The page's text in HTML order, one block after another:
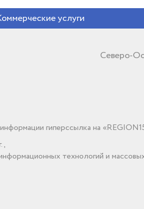
услуги
Северо-
гиперссылка на
технологий и